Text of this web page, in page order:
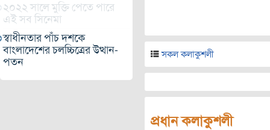
২০২২ সালে মুক্তি পেতে পারে
এই সব সিনেমা
স্বাধীনতার পাঁচ দশকে
বাংলাদেশের চলচ্চিত্রের উত্থান-
পতন
সকল কলাকুশলী
প্রধান কলাকুশলী